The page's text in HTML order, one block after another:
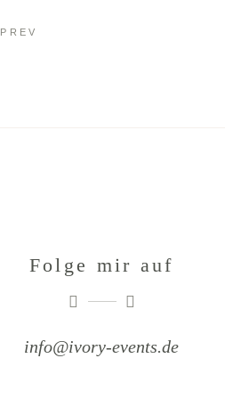
PREV
Folge mir auf
info@ivory-events.de